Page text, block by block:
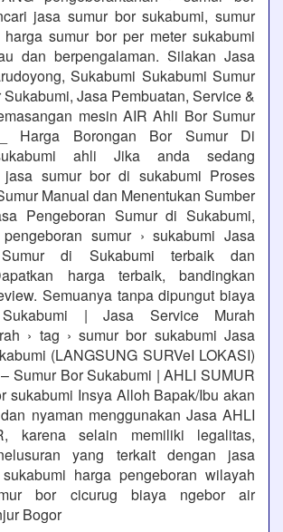
jasa sumur bor sukabumi, sumur
sumur bor per meter sukabumi
dan berpengalaman. Silakan Jasa
Sukabumi Sukabumi Sumur
Jasa Pembuatan, Service &
mesin AIR Ahli Bor Sumur
Harga Borongan Bor Sumur Di
ahli Jika anda sedang
jasa sumur bor di sukabumi Proses
Manual dan Menentukan Sumber
Pengeboran Sumur di Sukabumi,
sumur › sukabumi Jasa
Sumur di Sukabumi terbaik dan
harga terbaik, bandingkan
Semuanya tanpa dipungut biaya
| Jasa Service Murah
› tag › sumur bor sukabumi Jasa
(LANGSUNG SURVeI LOKASI)
Sumur Bor Sukabumi | AHLI SUMUR
sukabumi Insya Alloh Bapak/Ibu akan
nyaman menggunakan Jasa AHLI
karena selain memiliki legalitas,
yang terkait dengan jasa
harga pengeboran wilayah
bor cicurug biaya ngebor air
Bogor